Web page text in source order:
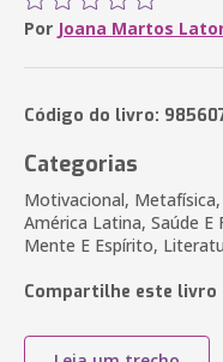
Por Joana Martos
Código do livro:
Categorias
Motivacional, Metafísica,
América Latina, Saúde
Mente E Espírito,
Compartilhe este livro